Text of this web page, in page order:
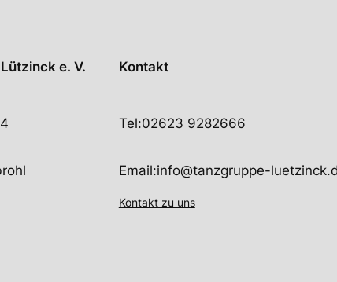
e. V. Kontakt
Tel:02623 9282666
Email:info@tanzgruppe-
Kontakt zu uns